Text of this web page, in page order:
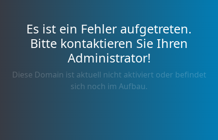
Es ist ein Fehler aufgetreten.
Bitte kontaktieren Sie Ihren
Administrator!
Diese Domain ist aktuell nicht aktiviert oder befindet
sich noch im Aufbau.